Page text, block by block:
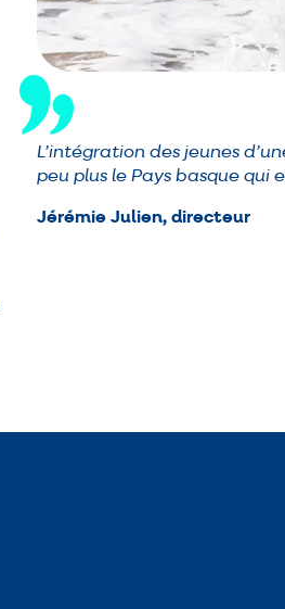
L’intégration des jeunes
peu plus le Pays basque qui
Jérémie Julien, directeur